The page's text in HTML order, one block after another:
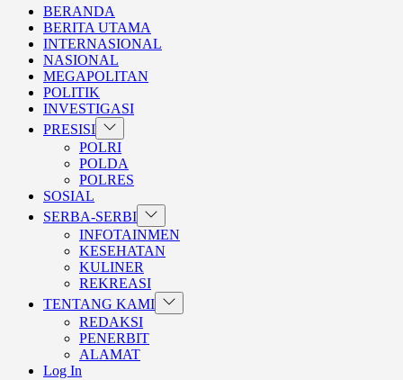
BERANDA
BERITA UTAMA
INTERNASIONAL
NASIONAL
MEGAPOLITAN
POLITIK
INVESTIGASI
PRESISI Show
sub
menu
POLRI
POLDA
POLRES
SOSIAL
SERBA-SERBI Show
sub
menu
INFOTAINMEN
KESEHATAN
KULINER
REKREASI
TENTANG KAMI Show
sub
REDAKSI
PENERBIT
ALAMAT
Log In